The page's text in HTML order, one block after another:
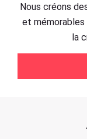
Nous créons
et
la